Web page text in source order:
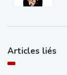
Articles liés